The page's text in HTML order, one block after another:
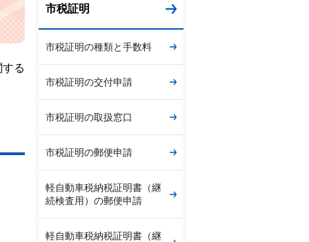
る
市税証明
市税証明の種類と手数料
市税証明の交付申請
市税証明の取扱窓口
市税証明の郵便申請
軽自動車税納税証明書（継
続検査用）の郵便申請
軽自動車税納税証明書（継